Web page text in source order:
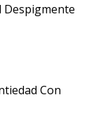
Despigmente
Con